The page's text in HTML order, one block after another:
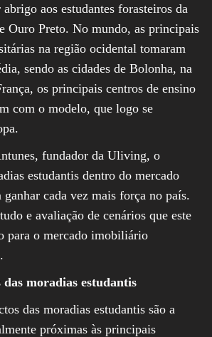
abrigo aos estudantes forasteiros da
Ouro Preto. No mundo, as principais
na região ocidental tomaram
sendo as cidades de Bolonha, na
os principais centros de ensino
com o modelo, que logo se
fundador da Uliving, o
estudantis dentro do mercado
cada vez mais força no país.
e avaliação de cenários que este
para o mercado imobiliário
moradias estudantis
das moradias estudantis são a
próximas às principais